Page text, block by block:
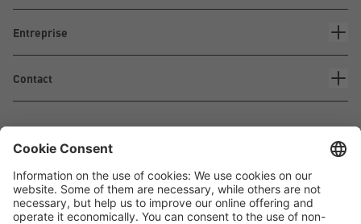
Entreprise
Contact
Waskönig+Walter
Kabel-Werk GmbH u. Co. KG